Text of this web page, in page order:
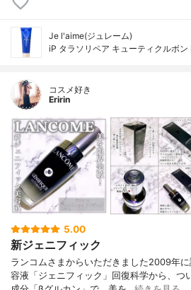
Je l'aime(ジュレーム)
iP タラソリペア キューティクルボン
コスメ好き
Eririn
5.00
新ジェニフィック
ランコムさまからいただきました2009年
容液「ジェニフィック」回復科学から、つ